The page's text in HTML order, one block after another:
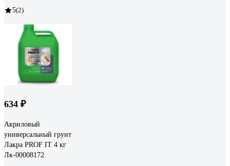
5(2)
634 ₽
Акриловый
универсальный грунт
Лакра PROF IT 4 кг
Лк-00008172